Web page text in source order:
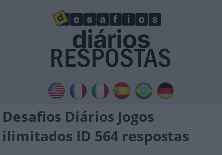
Desafios Diários Jogos
ilimitados ID 564 respostas